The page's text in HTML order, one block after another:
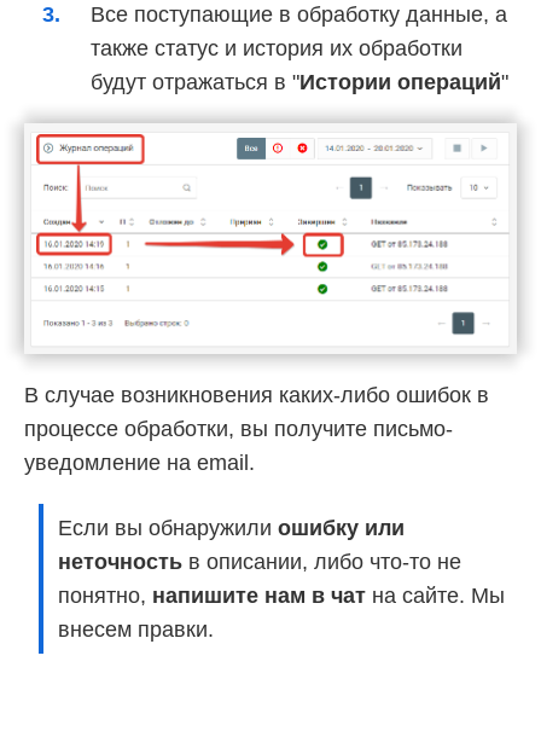
Все поступающие в обработку данные, а
также статус и история их обработки
будут отражаться в "Истории операций"
В случае возникновения каких-либо ошибок в
процессе обработки, вы получите письмо-
уведомление на email.
Если вы обнаружили ошибку или
неточность в описании, либо что-то не
понятно, напишите нам в чат на сайте. Мы
внесем правки.